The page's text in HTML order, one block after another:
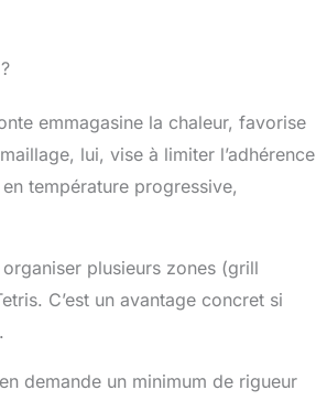
emmagasine la chaleur, favorise
lui, vise à limiter l’adhérence
température progressive,
plusieurs zones (grill
C’est un avantage concret si
demande un minimum de rigueur